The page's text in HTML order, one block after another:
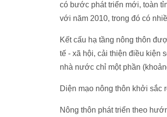
có bước phát triển mới, toàn
với năm 2010, trong đó có
Kết cấu hạ tầng nông thôn
tế - xã hội, cải thiện điều kiện
nhà nước chỉ một phần
Diện mạo nông thôn khởi sắc
Nông thôn phát triển theo